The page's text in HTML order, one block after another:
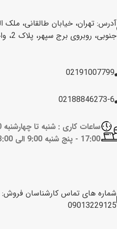
آدرس: تهران، خیابان طالقانی، ملک
جنوبی، روبروی برج سپهر، پلاک 2، واحد 3
02191007799
02188846273-6
17:00 -
پنج شنبه 9:00 الی 13:00
شماره های تماس کارشناسان فروش:
09013229125